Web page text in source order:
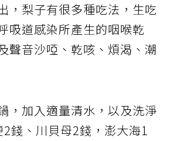
，梨子有很多種吃法，生吃
吸道感染所產生的咽喉乾
聲音沙啞、乾咳、煩渴、潮
，加入適量清水，以及洗淨
錢、川貝母2錢，澎大海1